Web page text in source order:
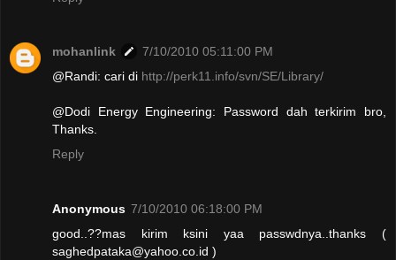
mohanlink
7/10/2010 05:11:00 PM
@Randi: cari di http://perk11.info/svn/SE/Library/
@Dodi Energy Engineering: Password dah terkirim bro,
Thanks.
Reply
Anonymous 7/10/2010 06:18:00 PM
good..??mas kirim ksini yaa passwdnya..thanks (
saghedpataka@yahoo.co.id )